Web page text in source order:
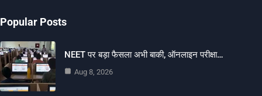
Popular Posts
NEET पर बड़ा फैसला अभी बाकी, ऑनलाइन परीक्षा…
Aug 8, 2026